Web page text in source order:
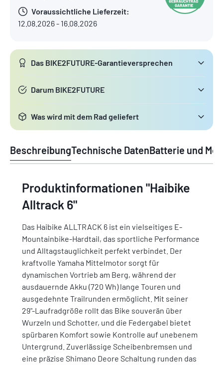
Voraussichtliche Lieferzeit:
12.08.2026 - 16.08.2026
Das BIKE2FUTURE-Garantieversprechen
Darum BIKE2FUTURE
Was wird mit dem Rad geliefert
BeschreibungTechnische DatenBatterie und
Produktinformationen "Haibike
Alltrack 6"
Das Haibike ALLTRACK 6 ist ein vielseitiges E-
Mountainbike-Hardtail, das sportliche Performance
und Alltagstauglichkeit perfekt verbindet. Der
kraftvolle Yamaha Mittelmotor sorgt für
dynamischen Vortrieb am Berg, während der
ausdauernde Akku (720 Wh) lange Touren und
ausgedehnte Trailrunden ermöglicht. Mit seiner
29"-Laufradgröße rollt das Bike souverän über
Wurzeln und Schotter, und die Federgabel bietet
spürbaren Komfort sowie Kontrolle auf unebenem
Untergrund. Zuverlässige Scheibenbremsen und
eine präzise Shimano Deore Schaltung runden das